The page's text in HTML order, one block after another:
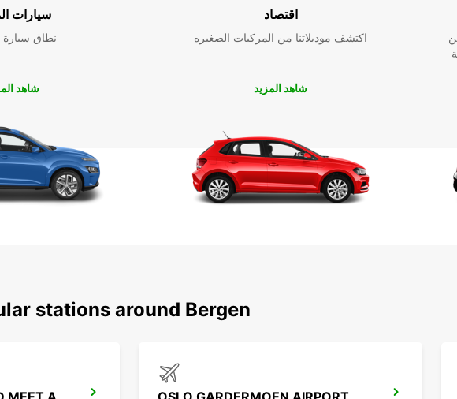
سيارات
نطاق سيارة
شاهد
اقتصاد
اكتشف موديلاتنا من المركبات الصغيره
شاهد المزيد
stations around Bergen